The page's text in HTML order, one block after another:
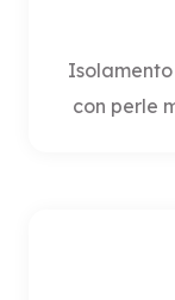
con perle